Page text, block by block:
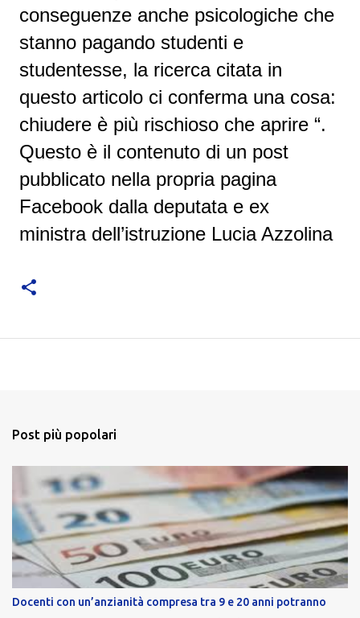
conseguenze anche psicologiche che
stanno pagando studenti e
studentesse, la ricerca citata in
questo articolo ci conferma una cosa:
chiudere è più rischioso che aprire “.
Questo è il contenuto di un post
pubblicato nella propria pagina
Facebook dalla deputata e ex
ministra dell’istruzione Lucia Azzolina
Post più popolari
Docenti con un’anzianità compresa tra 9 e 20 anni potranno